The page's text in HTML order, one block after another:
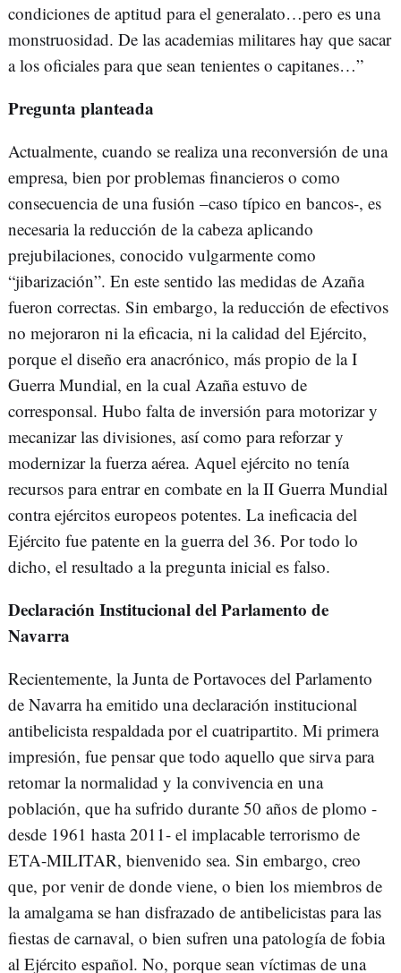
condiciones de aptitud para el generalato…pero es una
monstruosidad. De las academias militares hay que sacar
a los oficiales para que sean tenientes o capitanes…”
Pregunta planteada
Actualmente, cuando se realiza una reconversión de una
empresa, bien por problemas financieros o como
consecuencia de una fusión –caso típico en bancos-, es
necesaria la reducción de la cabeza aplicando
prejubilaciones, conocido vulgarmente como
“jibarización”. En este sentido las medidas de Azaña
fueron correctas. Sin embargo, la reducción de efectivos
no mejoraron ni la eficacia, ni la calidad del Ejército,
porque el diseño era anacrónico, más propio de la I
Guerra Mundial, en la cual Azaña estuvo de
corresponsal. Hubo falta de inversión para motorizar y
mecanizar las divisiones, así como para reforzar y
modernizar la fuerza aérea. Aquel ejército no tenía
recursos para entrar en combate en la II Guerra Mundial
contra ejércitos europeos potentes. La ineficacia del
Ejército fue patente en la guerra del 36. Por todo lo
dicho, el resultado a la pregunta inicial es falso.
Declaración Institucional del Parlamento de
Navarra
Recientemente, la Junta de Portavoces del Parlamento
de Navarra ha emitido una declaración institucional
antibelicista respaldada por el cuatripartito. Mi primera
impresión, fue pensar que todo aquello que sirva para
retomar la normalidad y la convivencia en una
población, que ha sufrido durante 50 años de plomo -
desde 1961 hasta 2011- el implacable terrorismo de
ETA-MILITAR, bienvenido sea. Sin embargo, creo
que, por venir de donde viene, o bien los miembros de
la amalgama se han disfrazado de antibelicistas para las
fiestas de carnaval, o bien sufren una patología de fobia
al Ejército español. No, porque sean víctimas de una